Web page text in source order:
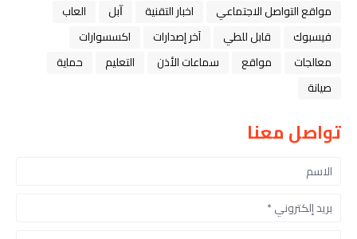
مواقع التواصل الاجتماعي
اخبار التقنية ﺁﺑﻞ
العاب
فيسبوك
قابل للطي آخر إصدارات
اكسسوارات
معالجات
مواقع سماعات الأذن التعليم
حماية
صيانة
تواصل معنا